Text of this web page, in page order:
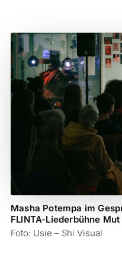
Masha Potempa im
FLINTA-Liederbühne
Foto: Usie – Shi Visual